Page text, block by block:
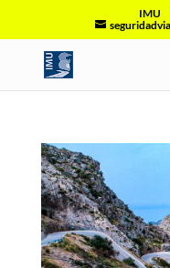
IMU